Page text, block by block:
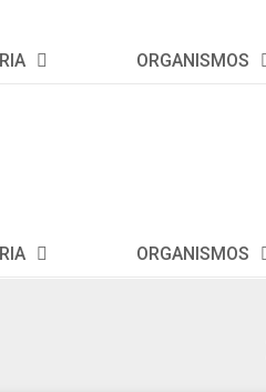
ORGANISMOS
ORGANISMOS